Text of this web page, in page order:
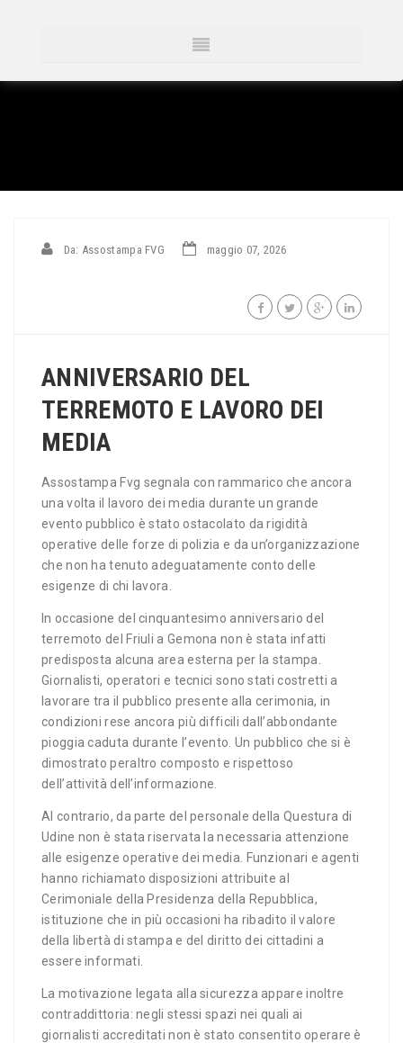
Da: Assostampa FVG maggio 07, 2026
ANNIVERSARIO DEL
TERREMOTO E LAVORO DEI
MEDIA
Assostampa Fvg segnala con rammarico che ancora
una volta il lavoro dei media durante un grande
evento pubblico è stato ostacolato da rigidità
operative delle forze di polizia e da un’organizzazione
che non ha tenuto adeguatamente conto delle
esigenze di chi lavora.
In occasione del cinquantesimo anniversario del
terremoto del Friuli a Gemona non è stata infatti
predisposta alcuna area esterna per la stampa.
Giornalisti, operatori e tecnici sono stati costretti a
lavorare tra il pubblico presente alla cerimonia, in
condizioni rese ancora più difficili dall’abbondante
pioggia caduta durante l’evento. Un pubblico che si è
dimostrato peraltro composto e rispettoso
dell’attività dell’informazione.
Al contrario, da parte del personale della Questura di
Udine non è stata riservata la necessaria attenzione
alle esigenze operative dei media. Funzionari e agenti
hanno richiamato disposizioni attribuite al
Cerimoniale della Presidenza della Repubblica,
istituzione che in più occasioni ha ribadito il valore
della libertà di stampa e del diritto dei cittadini a
essere informati.
La motivazione legata alla sicurezza appare inoltre
contraddittoria: negli stessi spazi nei quali ai
giornalisti accreditati non è stato consentito operare è